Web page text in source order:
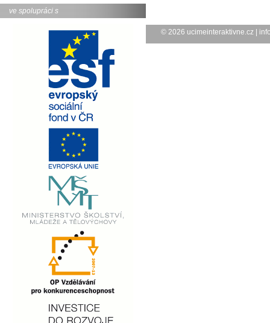
ve spolupráci s
© 2026 ucimeinteraktivne.cz